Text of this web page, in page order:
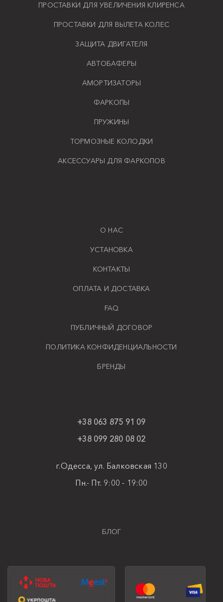
ПРОСТАВКИ ДЛЯ УВЕЛИЧЕНИЯ КЛИРЕНСА
ПРОСТАВКИ ДЛЯ ВЫЛЕТА КОЛЕС
ЗАЩИТА ДВИГАТЕЛЯ
АВТОБАФЕРЫ
АМОРТИЗАТОРЫ
ФАРКОПЫ
ПРУЖИНЫ
ТОРМОЗНЫЕ КОЛОДКИ
АКСЕССУАРЫ ДЛЯ ФАРКОПОВ
О НАС
УСТАНОВКА
КОНТАКТЫ
ОПЛАТА И ДОСТАВКА
FAQ
ПУБЛИЧНЫЙ ДОГОВОР
ПОЛИТИКА КОНФИДЕНЦИАЛЬНОСТИ
БРЕНДЫ
+38 063 875 91 09
+38 099 280 08 02
г.Одесса, ул. Балковская 130
Пн.- Пт. 9:00 - 19:00
БЛОГ